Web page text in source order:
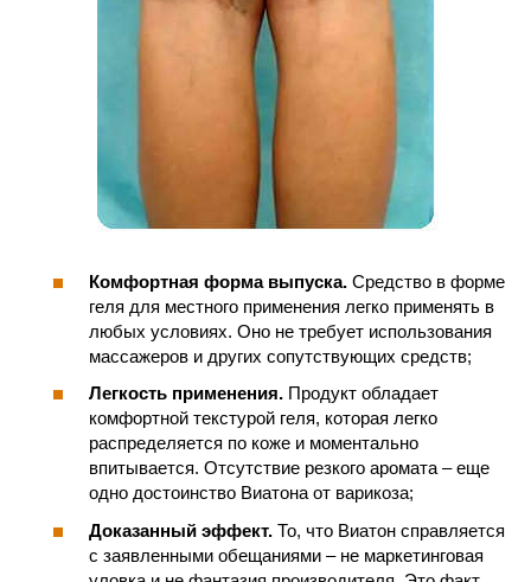
Комфортная форма выпуска. Средство в форме
геля для местного применения легко применять в
любых условиях. Оно не требует использования
массажеров и других сопутствующих средств;
Легкость применения. Продукт обладает
комфортной текстурой геля, которая легко
распределяется по коже и моментально
впитывается. Отсутствие резкого аромата – еще
одно достоинство Виатона от варикоза;
Доказанный эффект. То, что Виатон справляется
с заявленными обещаниями – не маркетинговая